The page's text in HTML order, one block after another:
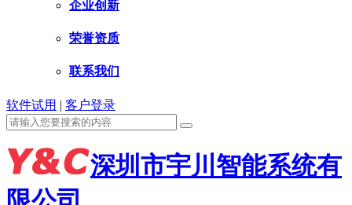
企业创新
荣誉资质
联系我们
软件试用 | 客户登录
深圳市宇川智能系统有